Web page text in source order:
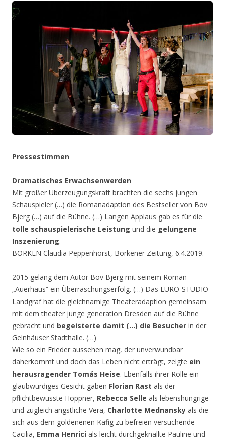
Pressestimmen
Dramatisches Erwachsenwerden
Mit großer Überzeugungskraft brachten die sechs jungen
Schauspieler (…) die Romanadaption des Bestseller von Bov
Bjerg (…) auf die Bühne. (…) Langen Applaus gab es für die
tolle schauspielerische Leistung und die gelungene
Inszenierung.
BORKEN Claudia Peppenhorst, Borkener Zeitung, 6.4.2019.
2015 gelang dem Autor Bov Bjerg mit seinem Roman
„Auerhaus“ ein Überraschungserfolg. (…) Das EURO-STUDIO
Landgraf hat die gleichnamige Theateradaption gemeinsam
mit dem theater junge generation Dresden auf die Bühne
gebracht und begeisterte damit (…) die Besucher in der
Gelnhäuser Stadthalle. (…)
Wie so ein Frieder aussehen mag, der unverwundbar
daherkommt und doch das Leben nicht erträgt, zeigte ein
herausragender Tomás Heise. Ebenfalls ihrer Rolle ein
glaubwürdiges Gesicht gaben Florian Rast als der
pflichtbewusste Höppner, Rebecca Selle als lebenshungrige
und zugleich ängstliche Vera, Charlotte Mednansky als die
sich aus dem goldenenen Käfig zu befreien versuchende
Cäcilia, Emma Henrici als leicht durchgeknallte Pauline und